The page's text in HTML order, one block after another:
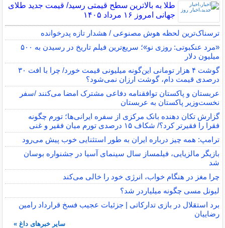
طلا به بالاترین سطح قیمتی رسید/ قیمت جدید طلای
جهانی امروز ۱۶ مرداد ۱۴۰۵
ترسناک‌ترین لحظه هوش مصنوعی / هشدار تازه پدرخوانده
«مرد عنکبوتی: روزی نو»؛ سریع‌ترین فیلم تاریخ در رسیدن به ۵۰۰
میلیون دلار
گوشت ۴ هزار تومانی این‌گونه میلیونی قیمت خورد/ چرا با افت ۳۰
درصدی قیمت دام، گوشت ارزان نمی‌شود؟
عربستان و پاکستان توافقنامه دفاعی مشترک امضا می‌کنند /سفر
نخست‌وزیر پاکستان به عربستان
گزارش تکان‌ دهنده بانک مرکزی از سفره ایرانی‌ها؛ تورم چگونه
فقرا را فقیرتر کرد؟/ شکاف ۱۵ درصدی تورم میان فقیر و غنی
ترامپ: همه چیز درباره ایران به طور استثنایی خوب پیش می‌رود
بازیگر مالزیایی، فیلمساز سال سینمای آسیا در جشنواره بوسان
شد
چرا مغز در هنگام خواب، انرژی خود را خالی می‌کند
لیونل مسی چگونه میلیاردر شد؟
برد استقلال در بازی تدارکاتی | جزئیات عجیب فسخ قرارداد رامین
رضاییان
سایر خبرهای داغ »